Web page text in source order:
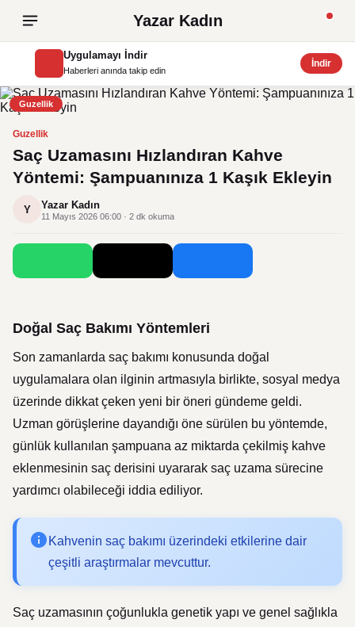
Yazar Kadın
Uygulamayı İndir
Haberleri anında takip edin
İndir
Guzellik
Guzellik
Saç Uzamasını Hızlandıran Kahve
Yöntemi: Şampuanınıza 1 Kaşık Ekleyin
Y Yazar Kadın
11 Mayıs 2026 06:00 · 2 dk okuma
Doğal Saç Bakımı Yöntemleri
Son zamanlarda saç bakımı konusunda doğal
uygulamalara olan ilginin artmasıyla birlikte, sosyal medya
üzerinde dikkat çeken yeni bir öneri gündeme geldi.
Uzman görüşlerine dayandığı öne sürülen bu yöntemde,
günlük kullanılan şampuana az miktarda çekilmiş kahve
eklenmesinin saç derisini uyararak saç uzama sürecine
yardımcı olabileceği iddia ediliyor.
Kahvenin saç bakımı üzerindeki etkilerine dair
çeşitli araştırmalar mevcuttur.
Saç uzamasının çoğunlukla genetik yapı ve genel sağlıkla